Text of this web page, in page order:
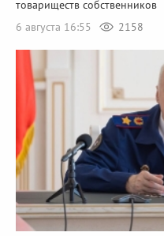
товариществ собственников
6 августа 16:55
2158